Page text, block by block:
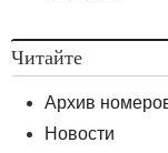
Читайте
Архив
Новости